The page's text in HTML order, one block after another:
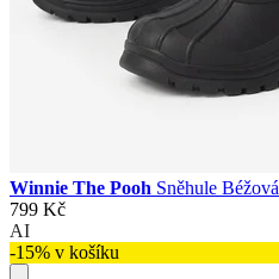
Winnie The Pooh Sněhule Béžová
799 Kč
AI
-15% v košíku